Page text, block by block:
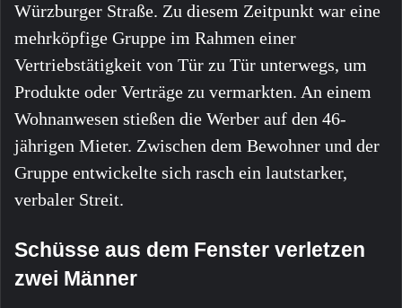
Würzburger Straße. Zu diesem Zeitpunkt war eine
mehrköpfige Gruppe im Rahmen einer
Vertriebstätigkeit von Tür zu Tür unterwegs, um
Produkte oder Verträge zu vermarkten. An einem
Wohnanwesen stießen die Werber auf den 46-
jährigen Mieter. Zwischen dem Bewohner und der
Gruppe entwickelte sich rasch ein lautstarker,
verbaler Streit.
Schüsse aus dem Fenster verletzen
zwei Männer